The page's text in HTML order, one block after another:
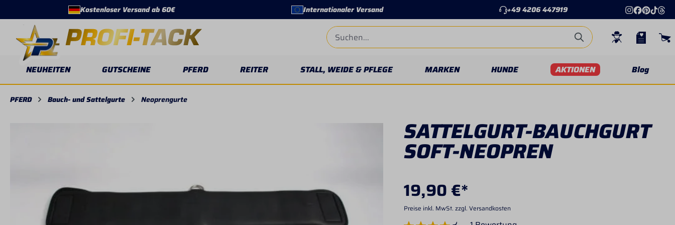
Zur Hauptnavigation springen
Kostenloser Versand ab 60€ Internationaler Versand +49 4206 447919
NEUHEITEN GUTSCHEINE PFERD REITER STALL, WEIDE & PFLEGE MARKEN HUNDE AKTIONEN Blog
PFERD Bauch- und Sattelgurte Neoprengurte
SATTELGURT-BAUCHGURT
SOFT-NEOPREN
19,90 €*
Preise inkl. MwSt. zzgl. Versandkosten